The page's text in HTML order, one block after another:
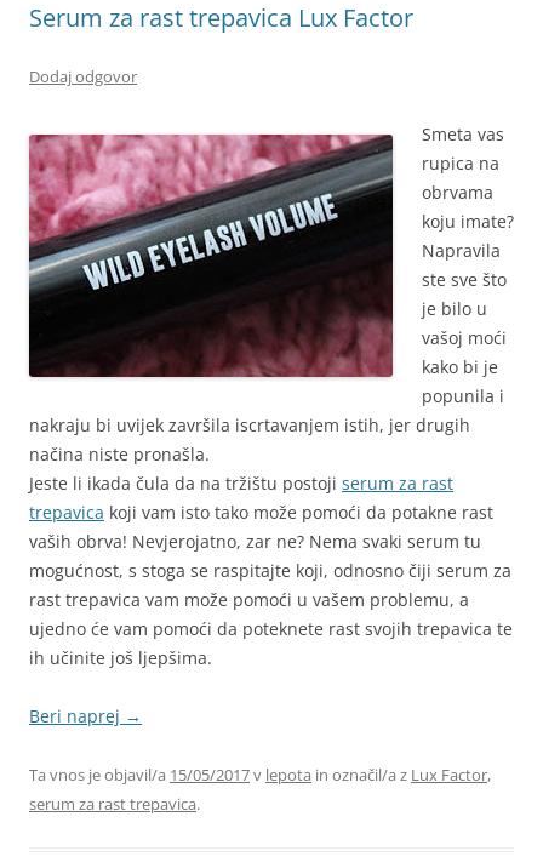
Serum za rast trepavica Lux Factor
Dodaj odgovor
Smeta vas
rupica na
obrvama
koju imate?
Napravila
ste sve što
je bilo u
vašoj moći
kako bi je
popunila i
nakraju bi uvijek završila iscrtavanjem istih, jer drugih
načina niste pronašla.
Jeste li ikada čula da na tržištu postoji serum za rast
trepavica koji vam isto tako može pomoći da potakne rast
vaših obrva! Nevjerojatno, zar ne? Nema svaki serum tu
mogućnost, s stoga se raspitajte koji, odnosno čiji serum za
rast trepavica vam može pomoći u vašem problemu, a
ujedno će vam pomoći da poteknete rast svojih trepavica te
ih učinite još ljepšima.
Beri naprej →
Ta vnos je objavil/a 15/05/2017v lepota in označil/a z Lux Factor,
serum za rast trepavica.